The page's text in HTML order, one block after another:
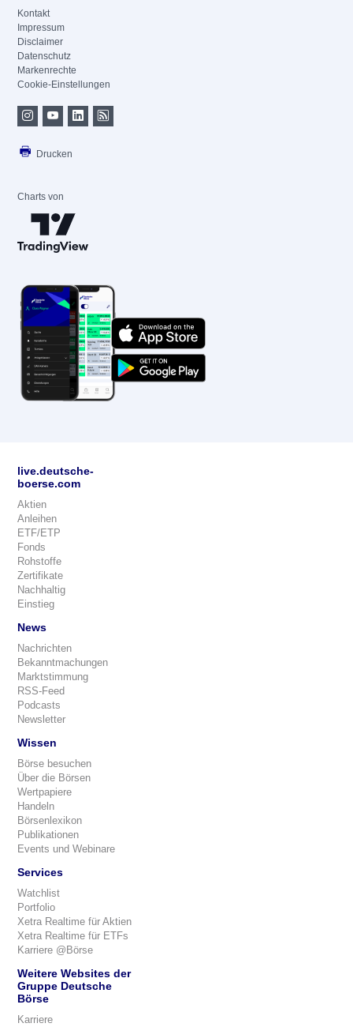
Kontakt
Impressum
Disclaimer
Datenschutz
Markenrechte
Cookie-Einstellungen
Drucken
Charts von
live.deutsche-
boerse.com
Aktien
Anleihen
ETF/ETP
Fonds
Rohstoffe
Zertifikate
Nachhaltig
Einstieg
News
Nachrichten
Bekanntmachungen
Marktstimmung
RSS-Feed
Podcasts
Newsletter
Wissen
Börse besuchen
Über die Börsen
Wertpapiere
Handeln
Börsenlexikon
Publikationen
Events und Webinare
Services
Watchlist
Portfolio
Xetra Realtime für Aktien
Xetra Realtime für ETFs
Karriere @Börse
Weitere Websites der
Gruppe Deutsche
Börse
Karriere